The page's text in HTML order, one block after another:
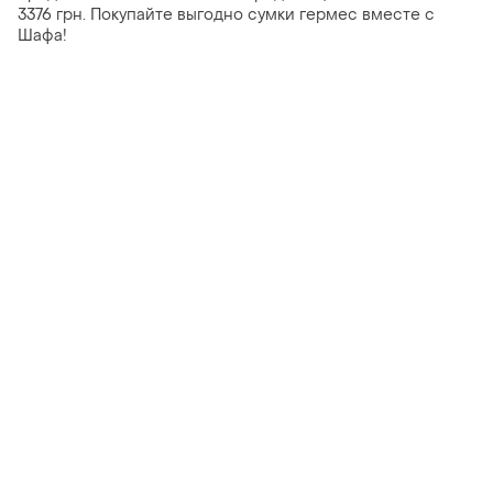
3376 грн. Покупайте выгодно сумки гермес вместе с
Шафа!